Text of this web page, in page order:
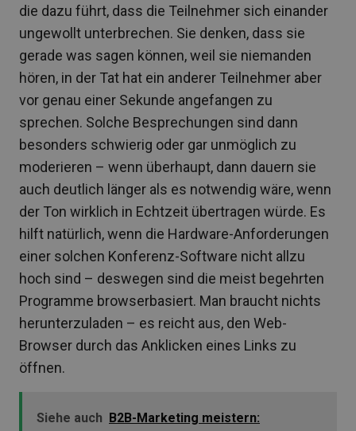
die dazu führt, dass die Teilnehmer sich einander
ungewollt unterbrechen. Sie denken, dass sie
gerade was sagen können, weil sie niemanden
hören, in der Tat hat ein anderer Teilnehmer aber
vor genau einer Sekunde angefangen zu
sprechen. Solche Besprechungen sind dann
besonders schwierig oder gar unmöglich zu
moderieren – wenn überhaupt, dann dauern sie
auch deutlich länger als es notwendig wäre, wenn
der Ton wirklich in Echtzeit übertragen würde. Es
hilft natürlich, wenn die Hardware-Anforderungen
einer solchen Konferenz-Software nicht allzu
hoch sind – deswegen sind die meist begehrten
Programme browserbasiert. Man braucht nichts
herunterzuladen – es reicht aus, den Web-
Browser durch das Anklicken eines Links zu
öffnen.
Siehe auch B2B-Marketing meistern: